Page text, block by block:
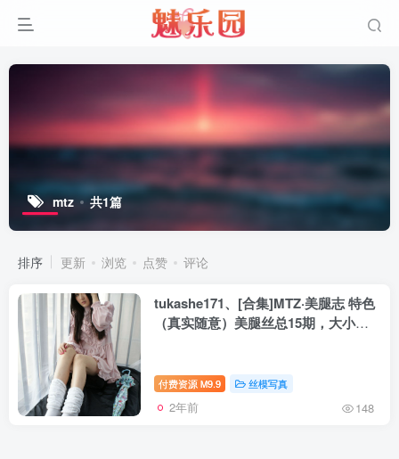
mtz 共1篇
排序 更新 浏览 点赞 评论
tukashe171、[合集]MTZ·美腿志 特色
（真实随意）美腿丝总15期，大小
付费资源 M9.9 丝模写真
2年前 148